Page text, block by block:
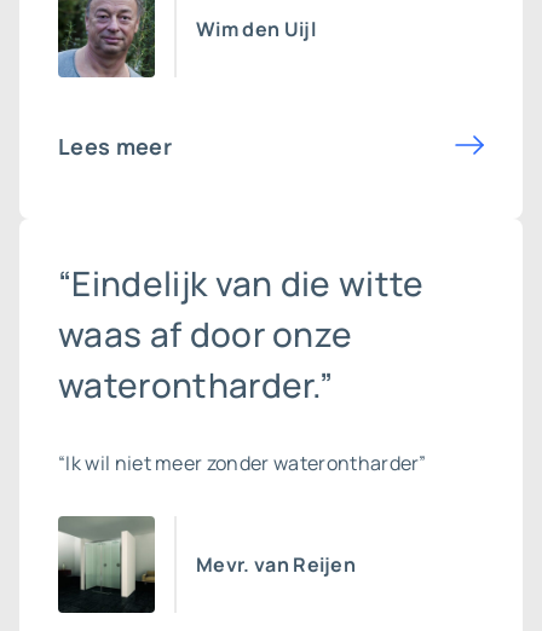
Wim den Uijl
Lees meer
“Eindelijk van die witte
waas af door onze
waterontharder.”
“Ik wil niet meer zonder waterontharder”
Mevr. van Reijen